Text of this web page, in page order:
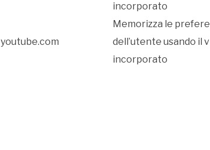
incorporato
youtube.com
Memorizza le
dell’utente usando il
incorporato